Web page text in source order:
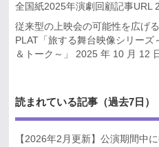
全国紙2025年演劇回顧記事URL
従来型の上映会の可能性を広げ
PLAT「旅する舞台映像シリー
＆トーク～」
2025 年 10 月 12
読まれている記事（過去7日）
【2026年2月更新】公演期間中